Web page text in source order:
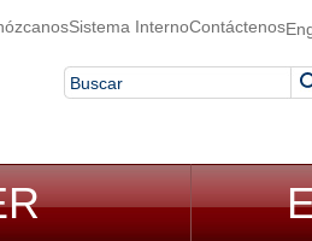
Sistema InternoContáctenos